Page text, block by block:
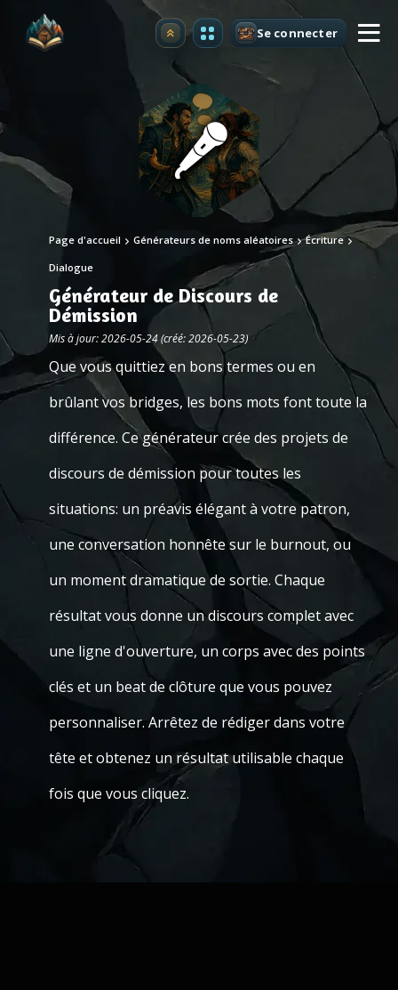
Premium Se connecter
Page d'accueil Générateurs de noms aléatoires Écriture
Dialogue
Générateur de Discours de
Démission
Mis à jour: 2026-05-24 (créé: 2026-05-23)
Que vous quittiez en bons termes ou en
brûlant vos bridges, les bons mots font toute la
différence. Ce générateur crée des projets de
discours de démission pour toutes les
situations: un préavis élégant à votre patron,
une conversation honnête sur le burnout, ou
un moment dramatique de sortie. Chaque
résultat vous donne un discours complet avec
une ligne d'ouverture, un corps avec des points
clés et un beat de clôture que vous pouvez
personnaliser. Arrêtez de rédiger dans votre
tête et obtenez un résultat utilisable chaque
fois que vous cliquez.